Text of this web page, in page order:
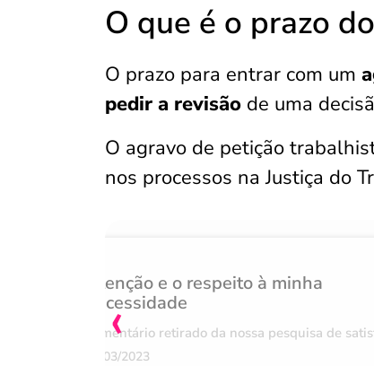
O que é o prazo
O prazo para entrar com um
pedir a revisão de uma
O agravo de petição
nos processos na Justiça do
Atenção e o respeito à minha
necessidade
Comentário retirado da nossa pesquisa de
07/03/2023
‹